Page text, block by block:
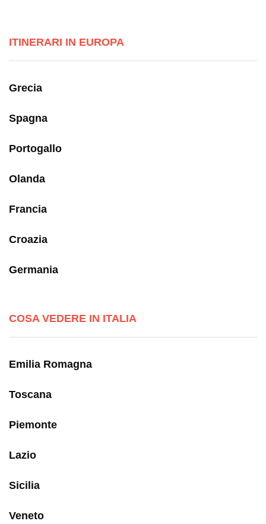
ITINERARI IN EUROPA
Grecia
Spagna
Portogallo
Olanda
Francia
Croazia
Germania
COSA VEDERE IN ITALIA
Emilia Romagna
Toscana
Piemonte
Lazio
Sicilia
Veneto